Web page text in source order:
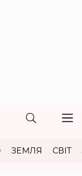
ЗЕМЛЯ СВІТ